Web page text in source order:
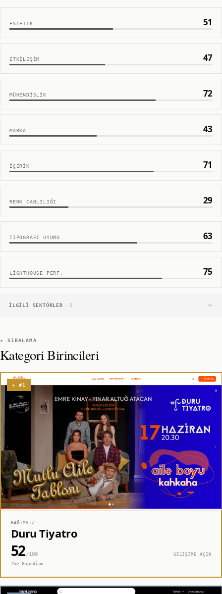
ESTETIK 51
ETKILEŞIM 47
MÜHENDISLIK 72
MARKA 43
İÇERIK 71
RENK CANLILIĞI 29
TIPOGRAFI UYUMU 63
LIGHTHOUSE PERF. 75
İLGILI SEKTÖRLER 5
★ SIRALAMA
Kategori Birincileri
★ #1
BAĞIMSIZ
Duru Tiyatro
52/100
GELİŞİME AÇIK
The Guardian